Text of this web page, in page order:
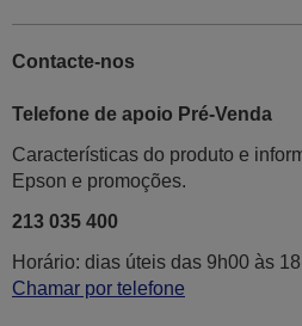
Contacte-nos
Telefone de apoio Pré-Venda
Características do produto e
Epson e promoções.
213 035 400
Horário: dias úteis das 9h00 às
Chamar por telefone